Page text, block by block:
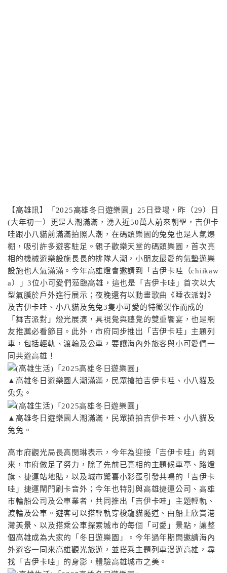
【高雄訊】「2025高雄冬日遊樂園」25日登場，昨（29）日
(大年初一）更是人潮滿滿，湧入近50萬人前來朝聖，吉伊卡
哇跟小八貓前滿滿拍照人潮，在碼頭樂園的兔兔也是人氣爆
棚，吸引許多遊客駐足。親子歡樂天堂的碼頭樂園，首次亮
相的機械遊樂設施長長的排隊人潮，小朋友最愛的氣墊遊樂
設施也人氣滿滿。今年高雄燈會邀請到「吉伊卡哇（chiikaw
a）」3位小可愛們蒞臨高雄，這也是「吉伊卡哇」首次以大
型氣膜於戶外進行展示；夜晚還有以動畫歌曲《睡衣派對》
及吉伊卡哇、小八貓及兔兔3隻小可愛的特徵製作而成的
「舞吉派對」燈光展演，具視覺與聽覺的雙重饗宴，也是網
友推薦必看節目。此外，市府同步推出「吉伊卡哇」主題列
車，包括輕軌、渡輪及公車，要讓海內外旅客與小可愛們一
同共遊高雄！
▲高雄冬日遊樂園人潮滿滿，民眾搶拍吉伊卡哇、小八貓及
兔兔。
▲高雄冬日遊樂園人潮滿滿，民眾搶拍吉伊卡哇、小八貓及
兔兔。
高市府觀光局長高閔琳表示，今年為迎接「吉伊卡哇」的到
來，市府做足了努力，除了先前已亮相的主題候車亭、路燈
旗、捷運站地貼，以及城市驚喜小彩蛋引發共鳴的「吉伊卡
哇」捷運閘門刷卡音外；今年也特別與高雄捷運公司、高雄
市輪船公司及公車業者，共同推出「吉伊卡哇」主題輕軌、
渡輪及公車。遊客可以搭輕軌穿梭龍貓隧道、由船上欣賞港
灣美景、以及搭乘公車探索城市的每個「可愛」景點，讓整
個高雄成為大家的「冬日遊樂園」。今年過年期間邀請海內
外遊客一同來高雄觀光旅遊，並搭乘主題列車漫遊高雄，尋
找「吉伊卡哇」的身影，體驗高雄城市之美。